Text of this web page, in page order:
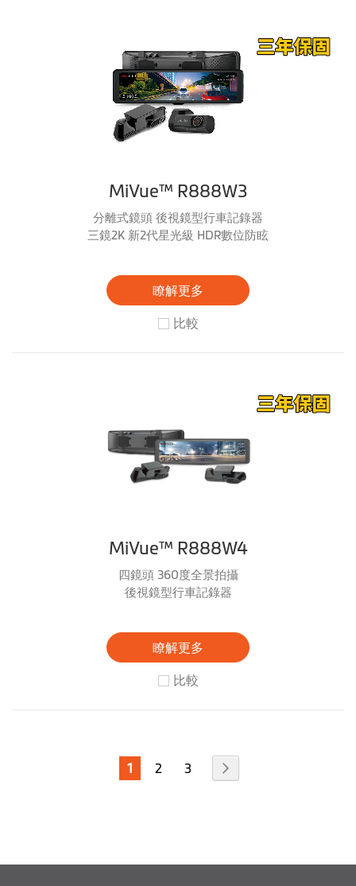
MiVue™ R888W3
分離式鏡頭 後視鏡型行車記錄器
三鏡2K 新2代星光級 HDR數位防眩
瞭解更多
比較
MiVue™ R888W4
四鏡頭 360度全景拍攝
後視鏡型行車記錄器
瞭解更多
比較
頁
您
當
閱
1
頁
2
頁
3
面
一